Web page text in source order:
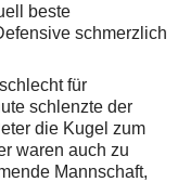
beste
schmerzlich
für
schlenzte der
die Kugel zum
waren auch zu
Mannschaft,